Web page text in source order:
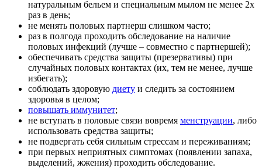
натуральным бельем и специальным мылом не менее 2х
раз в день;
не менять половых партнерш слишком часто;
раз в полгода проходить обследование на наличие
половых инфекций (лучше – совместно с партнершей);
обеспечивать средства защиты (презервативы) при
случайных половых контактах (их, тем не менее, лучше
избегать);
соблюдать здоровую диету и следить за состоянием
здоровья в целом;
повышать иммунитет;
не вступать в половые связи вовремя менструации, либо
использовать средства защиты;
не подвергать себя сильным стрессам и переживаниям;
при первых неприятных симптомах (появлении запаха,
выделений, жжения) проходить обследование.